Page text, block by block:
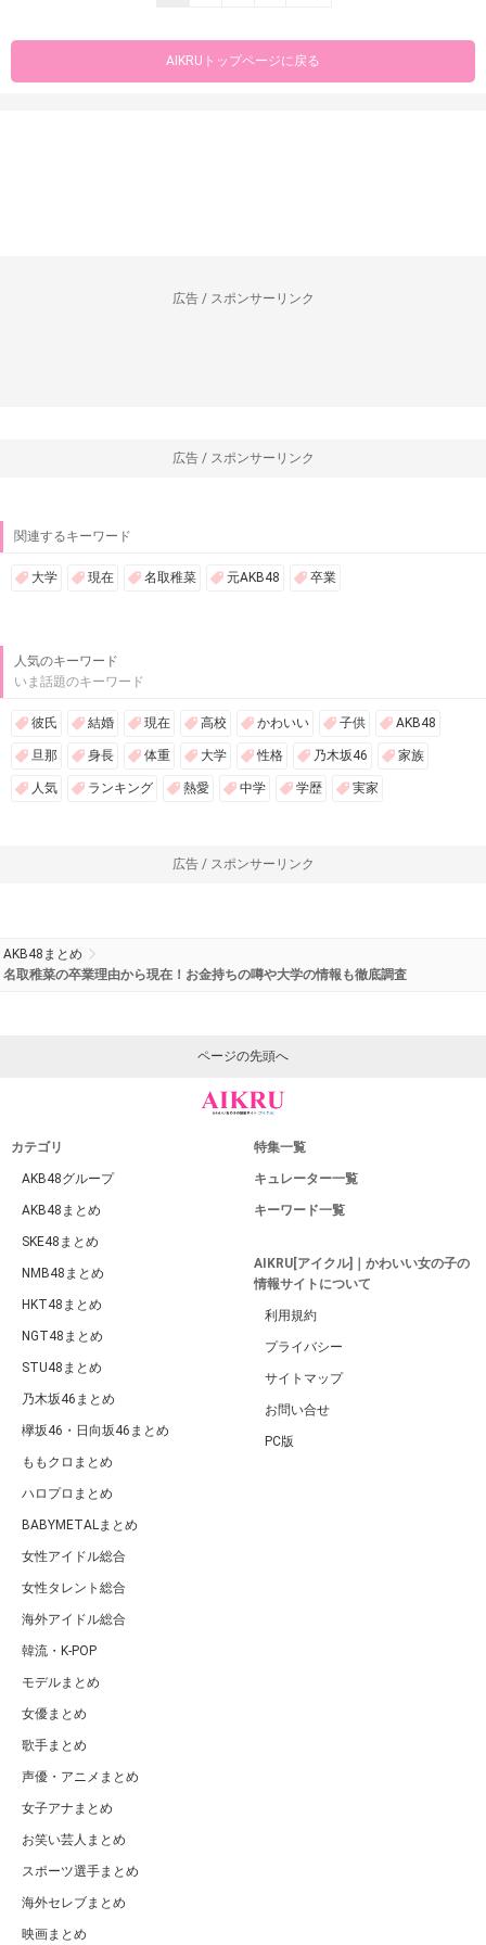
AIKRUトップページに戻る
広告 / スポンサーリンク
広告 / スポンサーリンク
関連するキーワード
大学 現在 名取稚菜 元AKB48 卒業
人気のキーワード
いま話題のキーワード
彼氏 結婚 現在 高校 かわいい 子供 AKB48
旦那 身長 体重 大学 性格 乃木坂46 家族
人気 ランキング 熱愛 中学 学歴 実家
広告 / スポンサーリンク
AKB48まとめ
名取稚菜の卒業理由から現在！お金持ちの噂や大学の情報も徹底調査
ページの先頭へ
カテゴリ
AKB48グループ
AKB48まとめ
SKE48まとめ
NMB48まとめ
HKT48まとめ
NGT48まとめ
STU48まとめ
乃木坂46まとめ
欅坂46・日向坂46まとめ
ももクロまとめ
ハロプロまとめ
BABYMETALまとめ
女性アイドル総合
女性タレント総合
海外アイドル総合
韓流・K-POP
モデルまとめ
女優まとめ
歌手まとめ
声優・アニメまとめ
女子アナまとめ
お笑い芸人まとめ
スポーツ選手まとめ
海外セレブまとめ
映画まとめ
特集一覧
キュレーター一覧
キーワード一覧
AIKRU[アイクル]｜かわいい女の子の
情報サイトについて
利用規約
プライバシー
サイトマップ
お問い合せ
PC版